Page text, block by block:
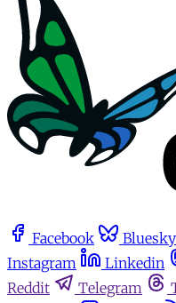
Facebook Bluesky
Instagram
Linkedin
Reddit
Telegram